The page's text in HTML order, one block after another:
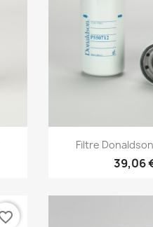
Aperçu
Filtre
39,06